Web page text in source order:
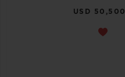
USD 50,500